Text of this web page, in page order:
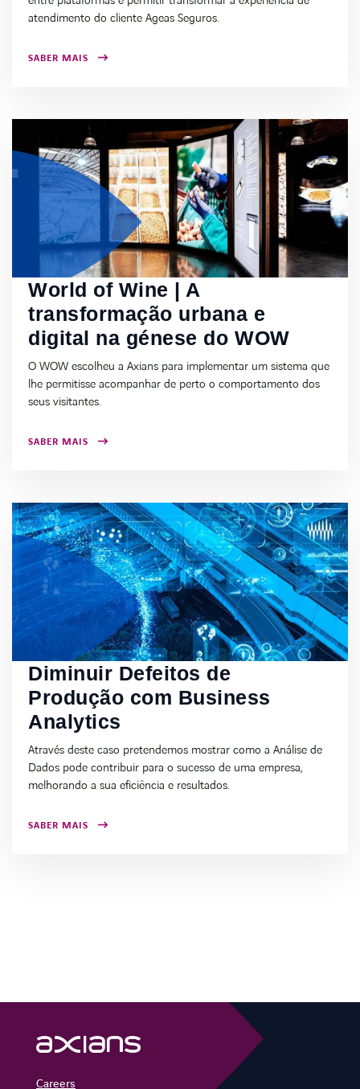
atendimento do cliente Ageas Seguros.
SABER MAIS
World of Wine | A
transformação urbana e
digital na génese do WOW
O WOW escolheu a Axians para implementar um sistema que
lhe permitisse acompanhar de perto o comportamento dos
seus visitantes.
SABER MAIS
Diminuir Defeitos de
Produção com Business
Analytics
Através deste caso pretendemos mostrar como a Análise de
Dados pode contribuir para o sucesso de uma empresa,
melhorando a sua eficiência e resultados.
SABER MAIS
Careers